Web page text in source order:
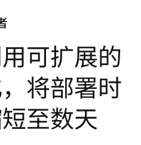
可扩展的
将部署时
至数天